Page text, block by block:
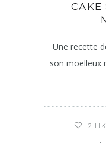
CAKE
Une recette
son moelleux
2